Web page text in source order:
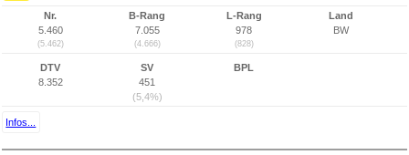
Nr.
5.460
(5.462)
B-Rang
7.055
(4.666)
L-Rang
978
(828)
Land
BW
DTV
8.352
SV
451
(5,4%)
BPL
Infos...